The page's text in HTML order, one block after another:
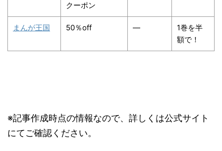
クーポン
まんが王国 50％off ―
1巻を半
額で！
※記事作成時点の情報なので、詳しくは公式サイト
にてご確認ください。